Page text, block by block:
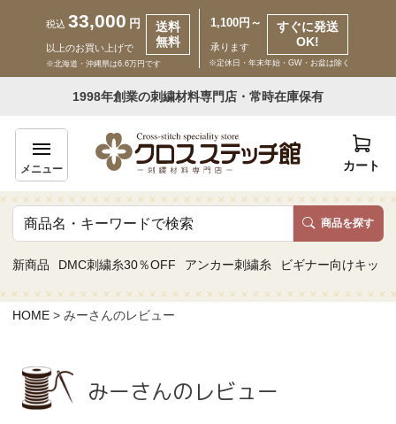
税込 33,000 円
以上のお買い上げで
送料
無料
※北海道・沖縄県は6.6万円です
1,100円～
承ります
すぐに発送
OK!
※定休日・年末年始・GW・お盆は除く
1998年創業の刺繍材料専門店・常時在庫保有
メニュー カート
商品を探す
新商品 DMC刺繍糸30％OFF アンカー刺繍糸 ビギナー向けキット
いらっしゃいませ ゲスト 様
商品一覧
カテゴリーから探す
HOME みーさんのレビュー
みーさんのレビュー